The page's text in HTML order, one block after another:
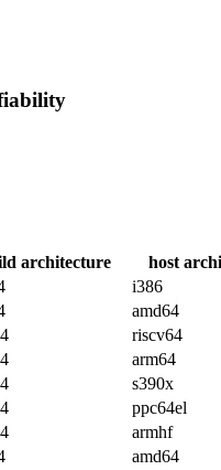
architecture
host
i386
amd64
riscv64
arm64
s390x
ppc64el
armhf
amd64